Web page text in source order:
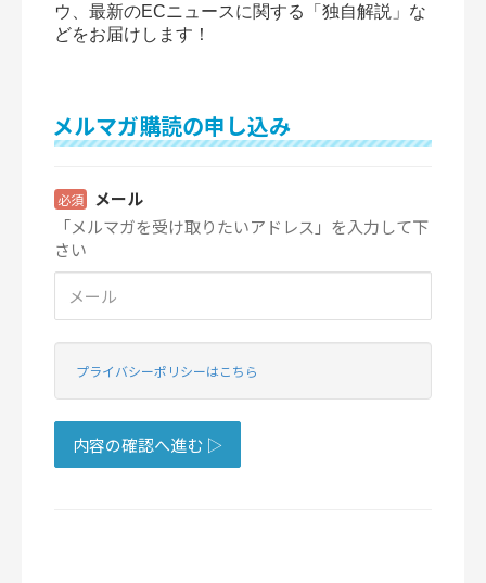
ウ、最新のECニュースに関する「独自解説」な
どをお届けします！